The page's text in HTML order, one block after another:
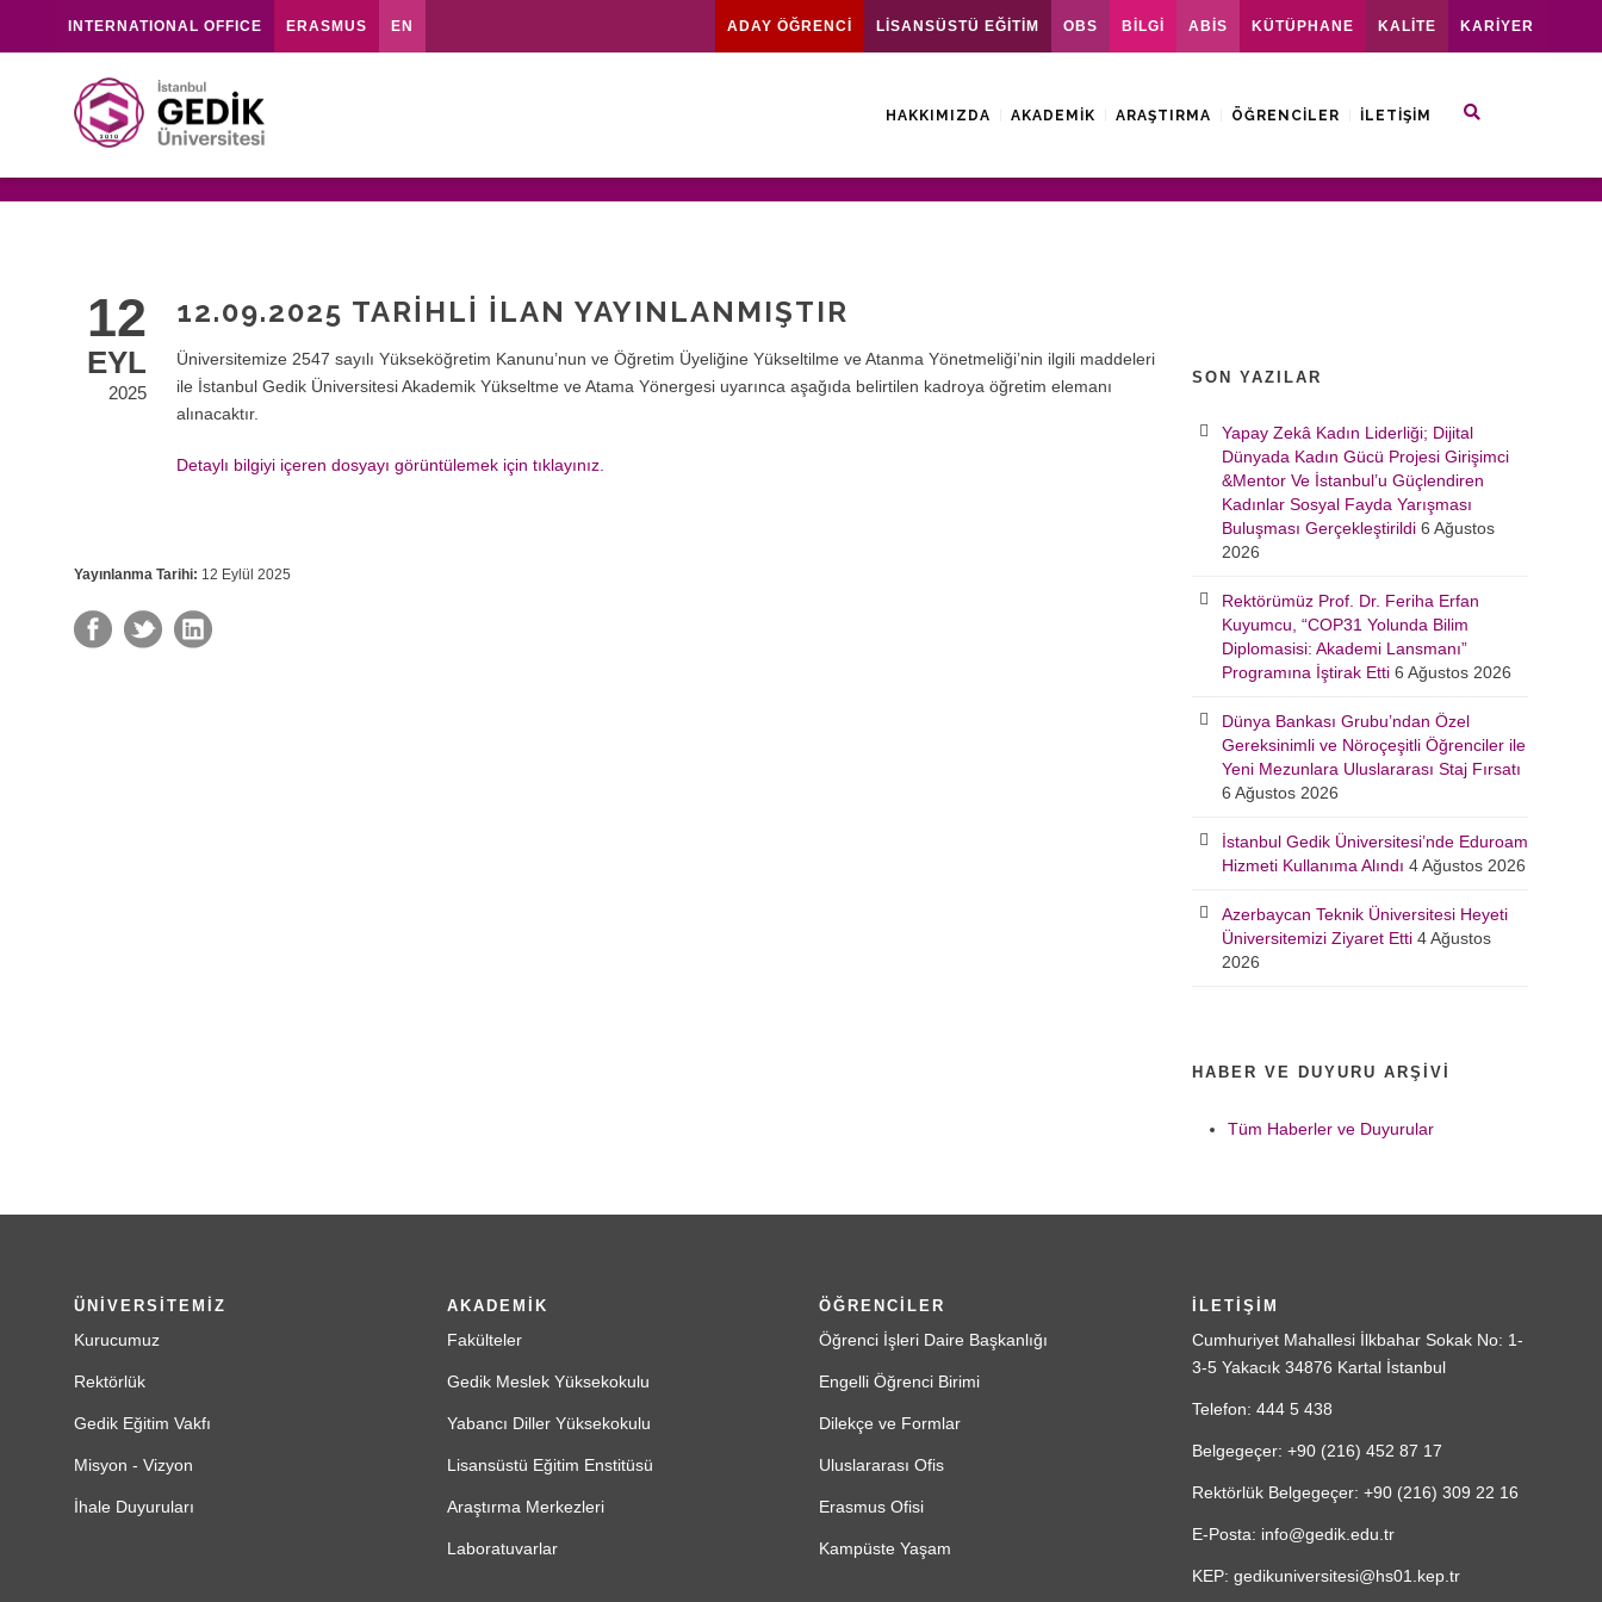
INTERNATIONAL OFFICE ERASMUS EN ADAY ÖĞRENCİ LİSANSÜSTÜ EĞİTİM OBS BİLGİ ABİS KÜTÜPHANE KALİTE KARİYER
HAKKIMIZDA AKADEMIK ARAŞTIRMA ÖĞRENCILER İLETIŞIM
12
EYL
2025
12.09.2025 TARIHLI İLAN YAYINLANMIŞTIR
Üniversitemize 2547 sayılı Yükseköğretim Kanunu’nun ve Öğretim Üyeliğine Yükseltilme ve Atanma Yönetmeliği’nin ilgili maddeleri
ile İstanbul Gedik Üniversitesi Akademik Yükseltme ve Atama Yönergesi uyarınca aşağıda belirtilen kadroya öğretim elemanı
alınacaktır.
Detaylı bilgiyi içeren dosyayı görüntülemek için tıklayınız.
Yayınlanma Tarihi: 12 Eylül 2025
SON YAZILAR
Yapay Zekâ Kadın Liderliği; Dijital
Dünyada Kadın Gücü Projesi Girişimci
&Mentor Ve İstanbul’u Güçlendiren
Kadınlar Sosyal Fayda Yarışması
Buluşması Gerçekleştirildi 6 Ağustos
2026
Rektörümüz Prof. Dr. Feriha Erfan
Kuyumcu, “COP31 Yolunda Bilim
Diplomasisi: Akademi Lansmanı”
Programına İştirak Etti 6 Ağustos 2026
Dünya Bankası Grubu’ndan Özel
Gereksinimli ve Nöroçeşitli Öğrenciler ile
Yeni Mezunlara Uluslararası Staj Fırsatı
6 Ağustos 2026
İstanbul Gedik Üniversitesi’nde Eduroam
Hizmeti Kullanıma Alındı 4 Ağustos 2026
Azerbaycan Teknik Üniversitesi Heyeti
Üniversitemizi Ziyaret Etti 4 Ağustos
2026
HABER VE DUYURU ARŞIVI
Tüm Haberler ve Duyurular
ÜNİVERSİTEMİZ
Kurucumuz
Rektörlük
Gedik Eğitim Vakfı
Misyon - Vizyon
İhale Duyuruları
AKADEMİK
Fakülteler
Gedik Meslek Yüksekokulu
Yabancı Diller Yüksekokulu
Lisansüstü Eğitim Enstitüsü
Araştırma Merkezleri
Laboratuvarlar
ÖĞRENCİLER
Öğrenci İşleri Daire Başkanlığı
Engelli Öğrenci Birimi
Dilekçe ve Formlar
Uluslararası Ofis
Erasmus Ofisi
Kampüste Yaşam
İLETİŞİM
Cumhuriyet Mahallesi İlkbahar Sokak No: 1-
3-5 Yakacık 34876 Kartal İstanbul
Telefon: 444 5 438
Belgegeçer: +90 (216) 452 87 17
Rektörlük Belgegeçer: +90 (216) 309 22 16
E-Posta: info@gedik.edu.tr
KEP: gedikuniversitesi@hs01.kep.tr